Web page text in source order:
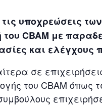
υποχρεώσεις
του CBAM με
και ελέγχους
σε
του CBAM όπως